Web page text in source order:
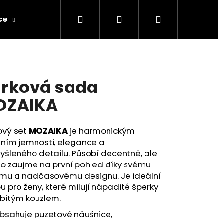
Obchodní podmínky Kontakty a
Hledat PřihlášeníNákupní
sada
set MOZAIKA je harmonickým
jemnosti, elegance a
detailu. Působí decentně, ale
zaujme na první pohled díky svému
a nadčasovému designu. Je ideální
pro ženy, které milují nápadité šperky
kouzlem.
puzetové náušnice,